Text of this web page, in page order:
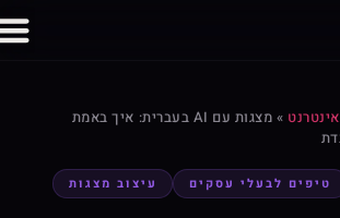
»
מצגות עם AI בעברית: איך באמת
טיפים לבעלי עסקים עיצוב מצגות